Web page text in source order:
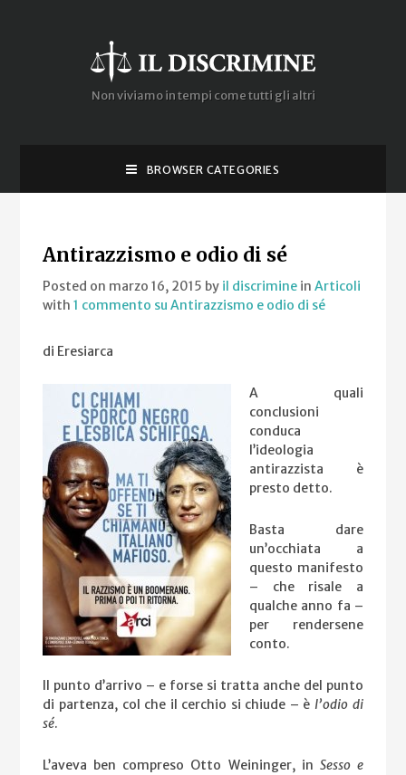
Non viviamo in tempi come tutti gli altri
BROWSER CATEGORIES
Antirazzismo e odio di sé
Posted on marzo 16, 2015 by il discrimine inArticoli
with1 commento su Antirazzismo e odio di sé
di Eresiarca
A quali
conclusioni
conduca
l’ideologia
antirazzista è
presto detto.
Basta dare
un’occhiata a
questo manifesto
– che risale a
qualche anno fa –
per rendersene
conto.
Il punto d’arrivo – e forse si tratta anche del punto
di partenza, col che il cerchio si chiude – è l’odio di
sé.
L’aveva ben compreso Otto Weininger, in Sesso e